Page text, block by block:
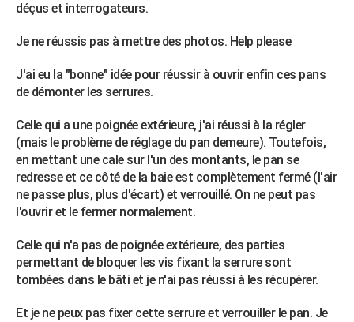
déçus et interrogateurs.
Je ne réussis pas à mettre des photos. Help please
J'ai eu la "bonne" idée pour réussir à ouvrir enfin ces pans
de démonter les serrures.
Celle qui a une poignée extérieure, j'ai réussi à la régler
(mais le problème de réglage du pan demeure). Toutefois,
en mettant une cale sur l'un des montants, le pan se
redresse et ce côté de la baie est complètement fermé (l'air
ne passe plus, plus d'écart) et verrouillé. On ne peut pas
l'ouvrir et le fermer normalement.
Celle qui n'a pas de poignée extérieure, des parties
permettant de bloquer les vis fixant la serrure sont
tombées dans le bâti et je n'ai pas réussi à les récupérer.
Et je ne peux pas fixer cette serrure et verrouiller le pan. Je